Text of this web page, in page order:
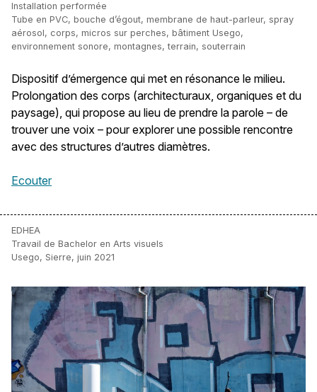
Installation performée
Tube en PVC, bouche d’égout, membrane de haut-parleur, spray
aérosol, corps, micros sur perches, bâtiment Usego,
environnement sonore, montagnes, terrain, souterrain
Dispositif d’émergence qui met en résonance le milieu.
Prolongation des corps (architecturaux, organiques et du
paysage), qui propose au lieu de prendre la parole – de
trouver une voix – pour explorer une possible rencontre
avec des structures d’autres diamètres.
Ecouter
EDHEA
Travail de Bachelor en Arts visuels
Usego, Sierre, juin 2021